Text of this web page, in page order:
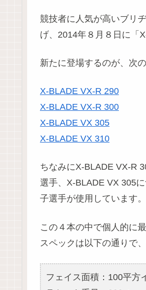
競技者に人気が高いブリ
げ、2014年８月８日に「
新たに登場するのが、次
X-BLADE VX-R 290
X-BLADE VX-R 300
X-BLADE VX 305
X-BLADE VX 310
ちなみにX-BLADE VX-R
選手、X-BLADE VX 305
子選手が使用しています。
この４本の中で個人的に
スペックは以下の通りで
フェイス面積：100平方